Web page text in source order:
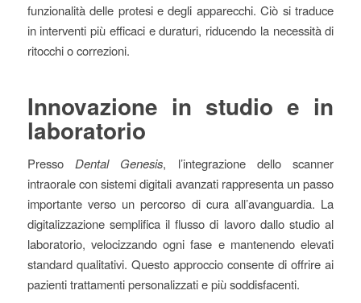
funzionalità delle protesi e degli apparecchi. Ciò si traduce
in interventi più efficaci e duraturi, riducendo la necessità di
ritocchi o correzioni.
Innovazione in studio e in
laboratorio
Presso Dental Genesis, l’integrazione dello scanner
intraorale con sistemi digitali avanzati rappresenta un passo
importante verso un percorso di cura all’avanguardia. La
digitalizzazione semplifica il flusso di lavoro dallo studio al
laboratorio, velocizzando ogni fase e mantenendo elevati
standard qualitativi. Questo approccio consente di offrire ai
pazienti trattamenti personalizzati e più soddisfacenti.